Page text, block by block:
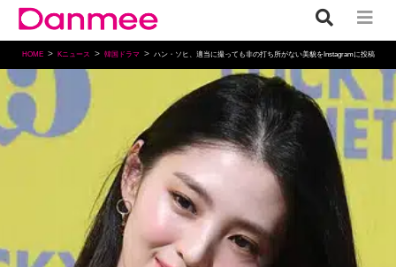
HOME Kニュース 韓国ドラマ ハン・ソヒ、適当に撮っても非の打ち所がない美貌をInstagramに投稿